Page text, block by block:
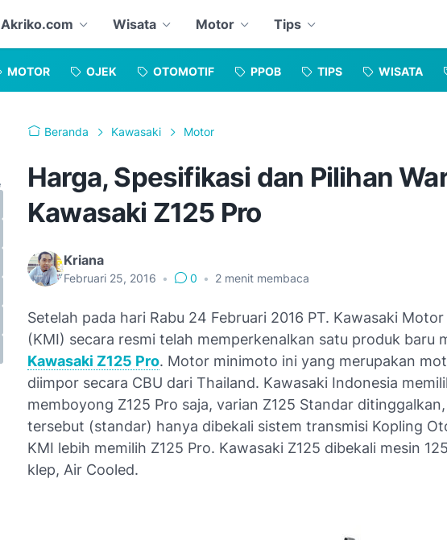
Akriko.com Wisata Motor Tips
MOTOR OJEK OTOMOTIF PPOB TIPS WISATA
Beranda Kawasaki Motor
Harga, Spesifikasi dan Pilihan
Kawasaki Z125 Pro
Kriana
Februari 25, 2016 • 0 • 2 menit membaca
Setelah pada hari Rabu 24 Februari 2016 PT. Kawasaki
(KMI) secara resmi telah memperkenalkan satu produk baru
Kawasaki Z125 Pro. Motor minimoto ini yang merupakan
diimpor secara CBU dari Thailand. Kawasaki Indonesia
memboyong Z125 Pro saja, varian Z125 Standar
tersebut (standar) hanya dibekali sistem transmisi Kopling
KMI lebih memilih Z125 Pro. Kawasaki Z125 dibekali mesin
klep, Air Cooled.